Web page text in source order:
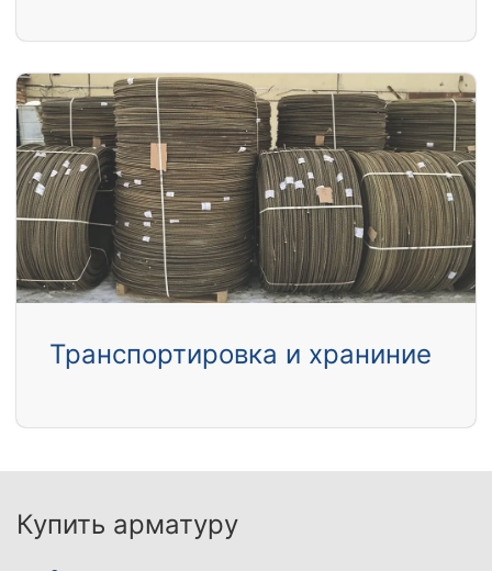
Транспортировка и храниние
Купить арматуру